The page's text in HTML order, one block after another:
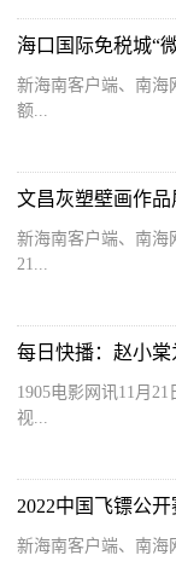
海口国际免税城“
新海南客户端、南海
额...
新海南客户端、南海
21...
1905电影网讯11月
视...
2022中国飞镖公
新海南客户端、南海